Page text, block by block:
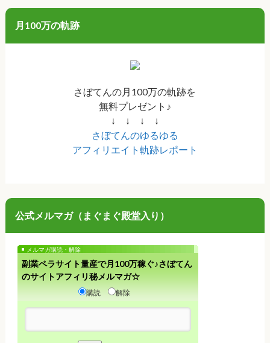
月100万の軌跡
さぼてんの月100万の軌跡を
無料プレゼント♪
↓ ↓ ↓ ↓
さぼてんのゆるゆる
アフィリエイト軌跡レポート
公式メルマガ（まぐまぐ殿堂入り）
メルマガ購読・解除
副業ペラサイト量産で月100万稼ぐ♪さぼてん
のサイトアフィリ秘メルマガ☆
購読 解除